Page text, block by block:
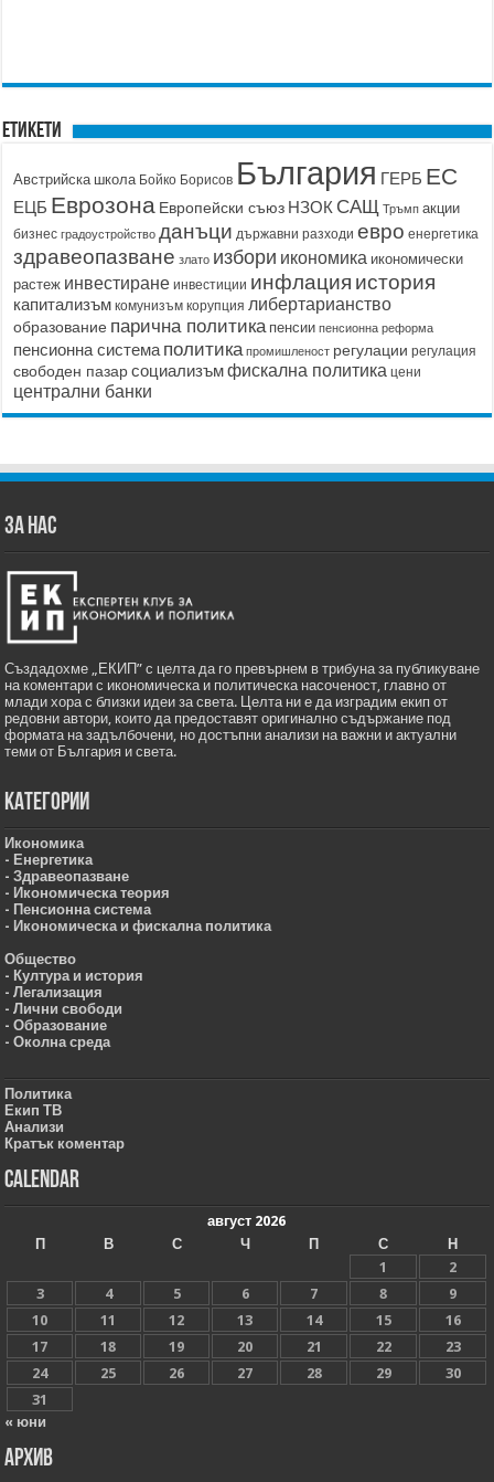
Етикети
Австрийска школа Бойко Борисов България ГЕРБ ЕС
ЕЦБ Еврозона Европейски съюз НЗОК САЩ Тръмп акции
бизнес градоустройство данъци държавни разходи евро енергетика
здравеопазване злато избори икономика икономически
растеж инвестиране инвестиции инфлация история
капитализъм комунизъм корупция либертарианство
образование парична политика пенсии пенсионна реформа
пенсионна система политика промишленост регулации регулация
свободен пазар социализъмфискална политика цени
централни банки
ЗА НАС
Създадохме „ЕКИП” с целта да го превърнем в трибуна за публикуване
на коментари с икономическа и политическа насоченост, главно от
млади хора с близки идеи за света. Целта ни е да изградим екип от
редовни автори, които да предоставят оригинално съдържание под
формата на задълбочени, но достъпни анализи на важни и актуални
теми от България и света.
Категории
Икономика
- Енергетика
- Здравеопазване
- Икономическа теория
- Пенсионна система
- Икономическа и фискална политика
Общество
- Култура и история
- Легализация
- Лични свободи
- Образование
- Околна среда
Политика
Екип ТВ
Анализи
Кратък коментар
Calendar
август 2026
П
В С Ч П С
Н
1
2
3
4 5 6 7 8
9
10
11 12 13 14 15
16
17
18 19 20 21 22
23
24
25 26 27 28 29
30
31
« юни
Архив